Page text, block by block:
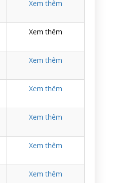
Xem thêm
Xem thêm
Xem thêm
Xem thêm
Xem thêm
Xem thêm
Xem thêm